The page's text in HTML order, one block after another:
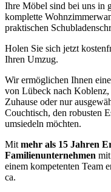
Ihre Möbel sind bei uns in
komplette
praktischen
Holen Sie sich jetzt
Ihren Umzug.
Wir ermöglichen Ihnen
von Lübeck nach Koblenz,
Zuhause oder nur
Couchtisch, den robusten
umsiedeln möchten.
Mit mehr als 15 Jahren
Familienunternehmen mit
einem kompetenten Team
ca.